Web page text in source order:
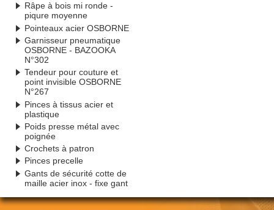
Râpe à bois mi ronde -
piqure moyenne
Pointeaux acier OSBORNE
Garnisseur pneumatique
OSBORNE - BAZOOKA
N°302
Tendeur pour couture et
point invisible OSBORNE
N°267
Pinces à tissus acier et
plastique
Poids presse métal avec
poignée
Crochets à patron
Pinces precelle
Gants de sécurité cotte de
maille acier inox - fixe gant